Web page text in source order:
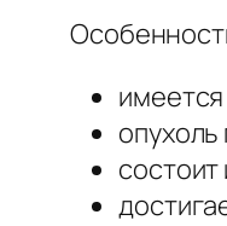
имеется
состоит